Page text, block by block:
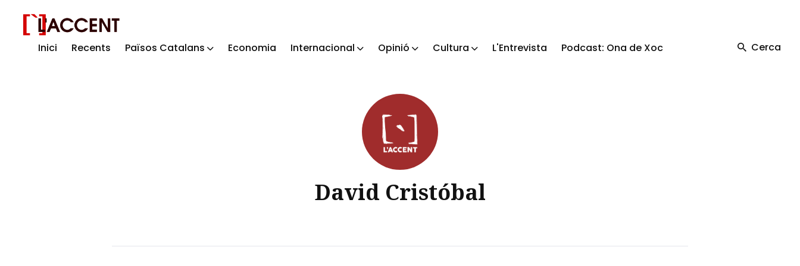
Inici Recents Països Catalans Economia Internacional Opinió Cultura L'Entrevista Podcast: Ona de Xoc Cerca
David Cristóbal